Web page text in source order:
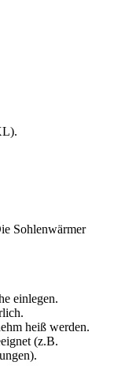
Sohlenwärmer
einlegen.
heiß werden.
(z.B.